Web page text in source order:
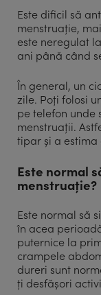
Este dificil să
menstruație,
este neregulat
ani până când
În general, un
zile. Poți folosi
pe telefon unde
menstruații.
tipar și a
Este normal
menstruație?
Este normal să
în acea
puternice la
crampele
dureri sunt
ți desfășori